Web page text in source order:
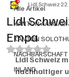
Alle Artikel
KANTON AARGAU
KANTON
NACHBARSCHAFT
INLAND
Lidl
Empa
Lidl Schweiz
Mit NaN von
Lidl Schweiz
nachhaltiger